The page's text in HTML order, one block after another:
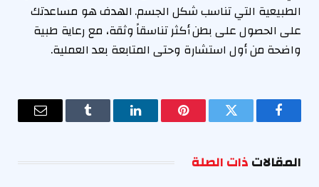
الطبيعية التي تناسب شكل الجسم. الهدف هو مساعدتك
على الحصول على بطن أكثر تناسقاً وثقة، مع رعاية طبية
واضحة من أول استشارة وحتى المتابعة بعد العملية.
فيسبوك تويتر بينتيريستلينكدإن Tumblr
البريد
المقالاتذات الصلة